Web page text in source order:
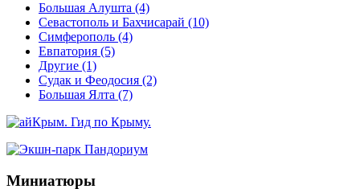
Большая Алушта (4)
Севастополь и Бахчисарай (10)
Симферополь (4)
Евпатория (5)
Другие (1)
Судак и Феодосия (2)
Большая Ялта (7)
Миниатюры